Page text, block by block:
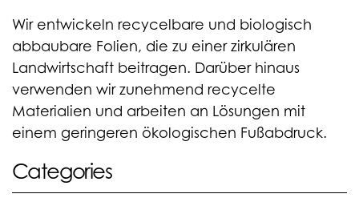
Categories
Wir entwickeln recycelbare und biologisch
abbaubare Folien, die zu einer zirkulären
Landwirtschaft beitragen. Darüber hinaus
verwenden wir zunehmend recycelte
Materialien und arbeiten an Lösungen mit
einem geringeren ökologischen Fußabdruck.